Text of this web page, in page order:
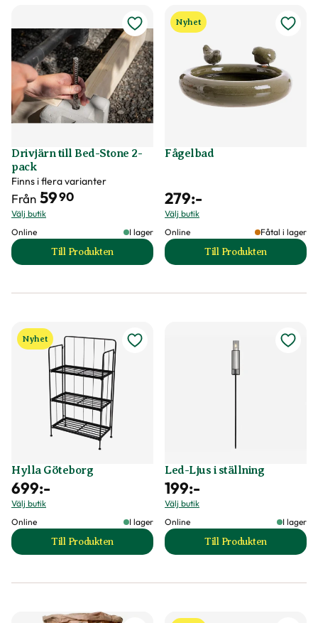
Drivjärn till Bed-Stone 2-
pack
Finns i flera varianter
Från 5990
Välj butik
Online
I lager
Till Produkten
till Drivjärn till Bed-Stone 2-pack produktsida
Nyhet
Fågelbad
279:-
Välj butik
Online
Fåtal i lager
Till Produkten
till Fågelbad
Nyhet
Hylla Göteborg
699:-
Välj butik
Online
I lager
Till Produkten
till Hylla Göteborg produktsida
Led-Ljus i ställning
199:-
Välj butik
Online
I lager
Till Produkten
till Led-Ljus i